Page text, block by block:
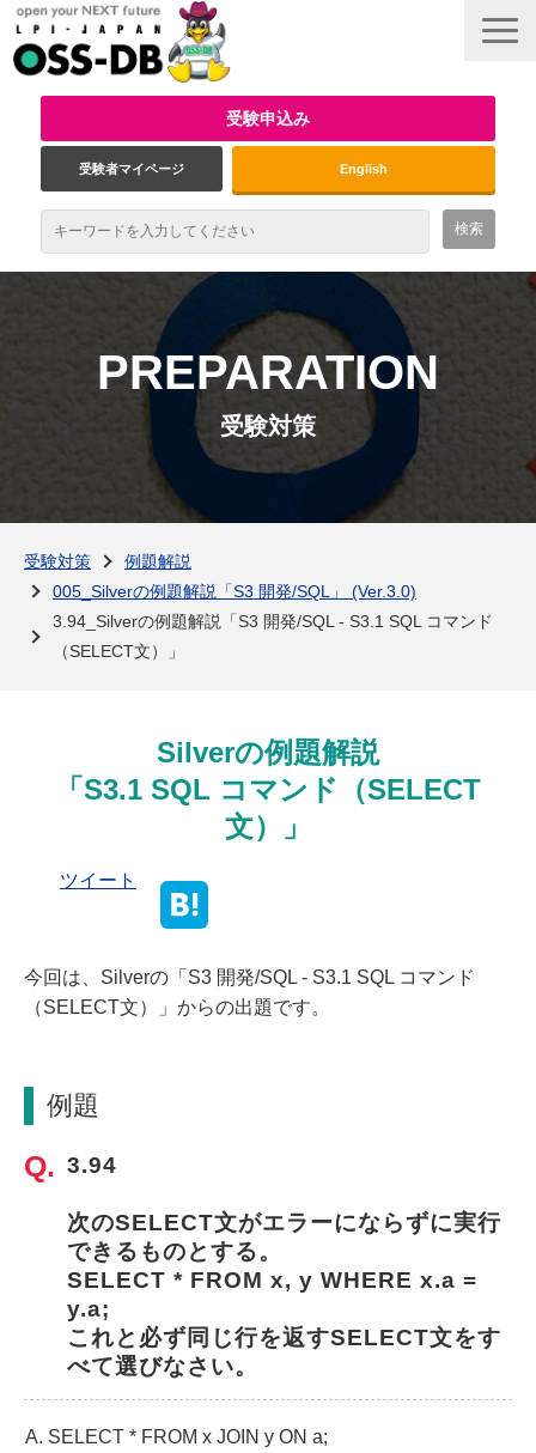
受験申込み
受験者マイページ English
試験概要
資格取得のメリット
受験対策
PREPARATION
受験対策
受験対策
例題解説
005_Silverの例題解説「S3 開発/SQL」 (Ver.3.0)
3.94_Silverの例題解説「S3 開発/SQL - S3.1 SQL コマンド
（SELECT文）」
Silverの例題解説
「S3.1 SQL コマンド（SELECT
文）」
ツイート
今回は、Silverの「S3 開発/SQL - S3.1 SQL コマンド
（SELECT文）」からの出題です。
例題
3.94
次のSELECT文がエラーにならずに実行
できるものとする。
SELECT * FROM x, y WHERE x.a =
y.a;
これと必ず同じ行を返すSELECT文をす
べて選びなさい。
SELECT * FROM x JOIN y ON a;